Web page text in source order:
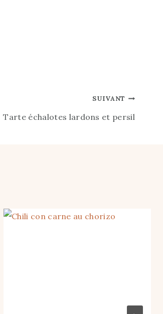
SUIVANT
Tarte échalotes lardons et persil